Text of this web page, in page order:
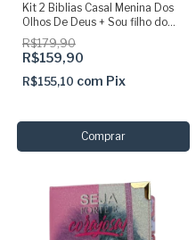
Kit 2 Biblias Casal Menina Dos
Olhos De Deus + Sou filho do
Rei Com Harpa e Corinhos
R$179,90
R$159,90
R$155,10 com Pix